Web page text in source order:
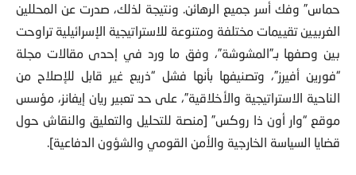
حماس” وفك أسر جميع الرهائن. ونتيجة لذلك، صدرت عن المحللين
الغربيين تقييمات مختلفة ومتنوعة للاستراتيجية الإسرائيلية تراوحت
بين وصفها بـ”المشوشة”، وفق ما ورد في إحدى مقالات مجلة
“فورين أفيرز”، وتصنيفها بأنها فشل “ذريع غير قابل للإصلاح من
الناحية الاستراتيجية والأخلاقية”، على حد تعبير ريان إيفانز، مؤسس
موقع “وار أون ذا روكس” [منصة للتحليل والتعليق والنقاش حول
قضايا السياسة الخارجية والأمن القومي والشؤون الدفاعية].